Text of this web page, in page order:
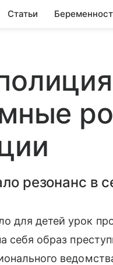
Статьи
резонанс в
для детей урок
себя образ